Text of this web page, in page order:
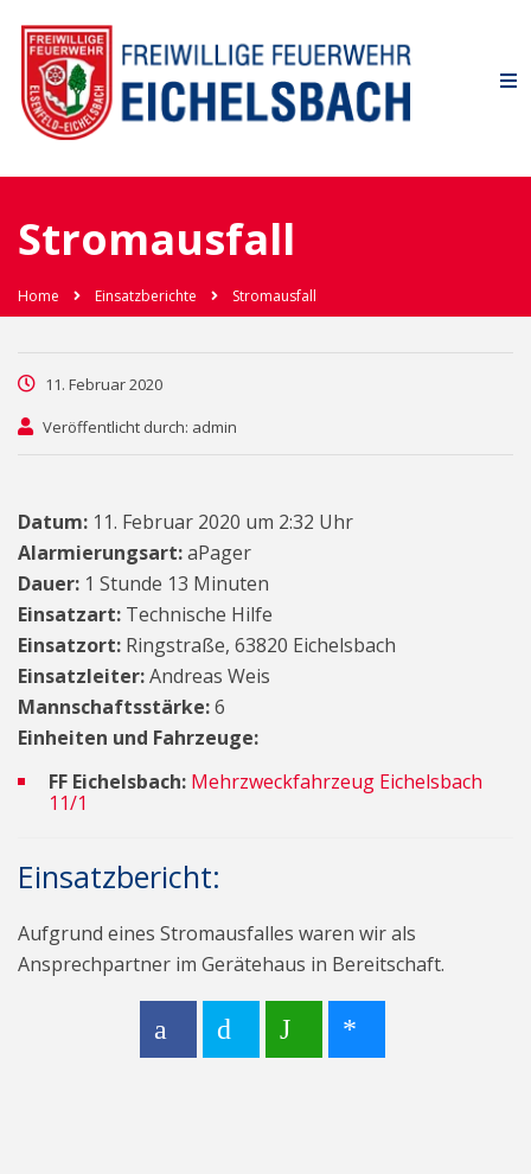
Stromausfall
Home Einsatzberichte Stromausfall
11. Februar 2020
Veröffentlicht durch: admin
Datum: 11. Februar 2020 um 2:32 Uhr
Alarmierungsart:aPager
Dauer: 1 Stunde 13 Minuten
Einsatzart: Technische Hilfe
Einsatzort: Ringstraße, 63820 Eichelsbach
Einsatzleiter:Andreas Weis
Mannschaftsstärke:6
Einheiten und Fahrzeuge:
FF Eichelsbach: Mehrzweckfahrzeug Eichelsbach
11/1
Einsatzbericht:
Aufgrund eines Stromausfalles waren wir als
Ansprechpartner im Gerätehaus in Bereitschaft.